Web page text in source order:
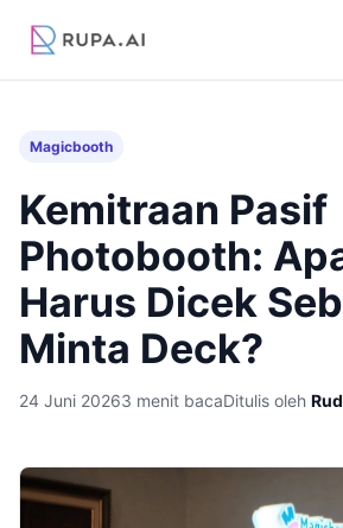
Magicbooth
Kemitraan Pasif
Photobooth:
Harus Dicek
Minta Deck?
24 Juni 20263 menit bacaDitulis oleh